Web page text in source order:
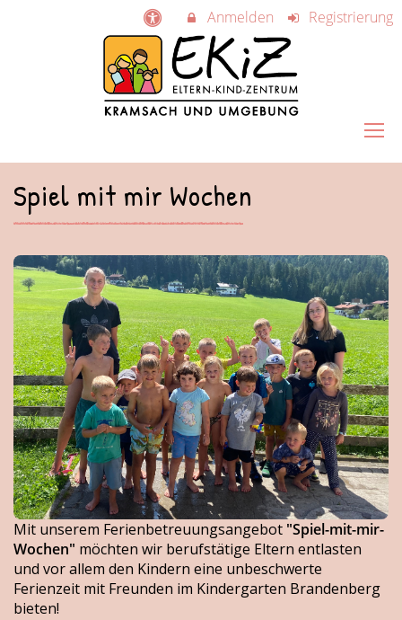
Anmelden Registrierung
Spiel mit mir Wochen
Mit unserem Ferienbetreuungsangebot "Spiel-mit-mir-
Wochen" möchten wir berufstätige Eltern entlasten
und vor allem den Kindern eine unbeschwerte
Ferienzeit mit Freunden im Kindergarten Brandenberg
bieten!